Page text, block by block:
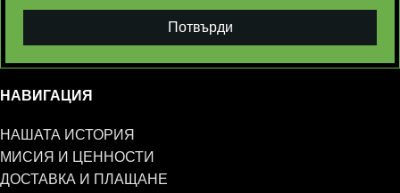
Потвърди
НАВИГАЦИЯ
НАШАТА ИСТОРИЯ
МИСИЯ И ЦЕННОСТИ
ДОСТАВКА И ПЛАЩАНЕ